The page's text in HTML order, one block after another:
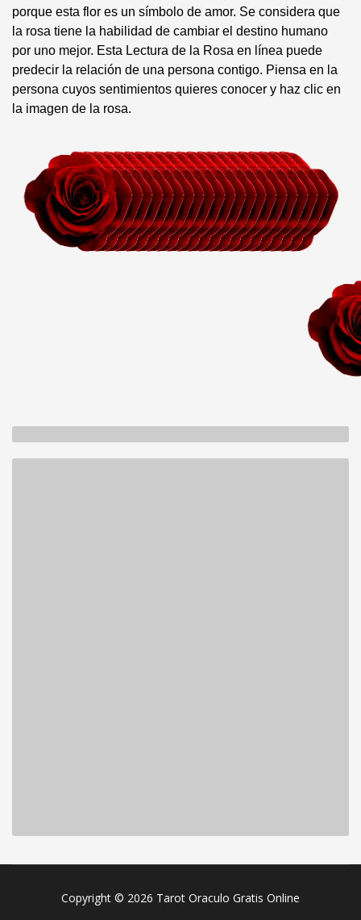
porque esta flor es un símbolo de amor. Se considera que
la rosa tiene la habilidad de cambiar el destino humano
por uno mejor. Esta Lectura de la Rosa en línea puede
predecir la relación de una persona contigo. Piensa en la
persona cuyos sentimientos quieres conocer y haz clic en
la imagen de la rosa.
Copyright © 2026 Tarot Oraculo Gratis Online